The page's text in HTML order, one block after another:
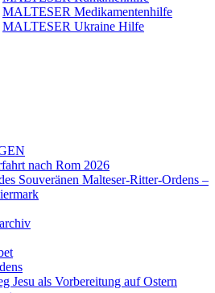
MALTESER Medikamentenhilfe
MALTESER Ukraine Hilfe
nach Rom 2026
Souveränen Malteser-Ritter-Ordens –
Jesu als Vorbereitung auf Ostern